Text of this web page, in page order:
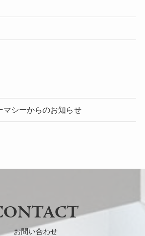
マシーからのお知らせ
お問い合わせ